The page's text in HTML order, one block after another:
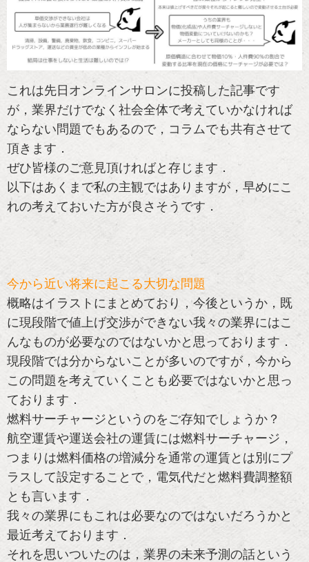
これは先日オンラインサロンに投稿した記事です
が，業界だけでなく社会全体で考えていかなければ
ならない問題でもあるので，コラムでも共有させて
頂きます．
ぜひ皆様のご意見頂ければと存じます．
以下はあくまで私の主観ではありますが，早めにこ
れの考えておいた方が良さそうです．
今から近い将来に起こる大切な問題
概略はイラストにまとめており，今後というか，既
に現段階で値上げ交渉ができない我々の業界にはこ
んなものが必要なのではないかと思っております．
現段階では分からないことが多いのですが，今から
この問題を考えていくことも必要ではないかと思っ
ております．
燃料サーチャージというのをご存知でしょうか？
航空運賃や運送会社の運賃には燃料サーチャージ，
つまりは燃料価格の増減分を通常の運賃とは別にプ
ラスして設定することで，電気代だと燃料費調整額
とも言います．
我々の業界にもこれは必要なのではないだろうかと
最近考えております．
それを思いついたのは，業界の未来予測の話という